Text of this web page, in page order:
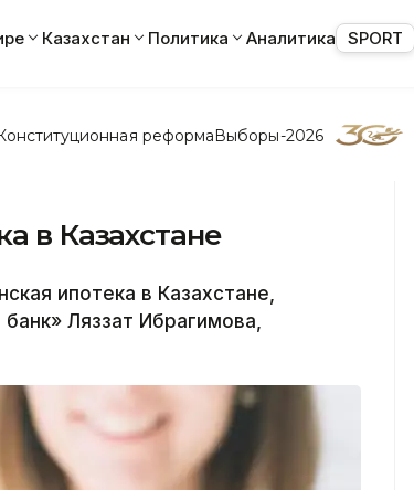
Казахстан Политика Аналитика SPORT
реформаВыборы-2026
в Казахстане
ипотека в Казахстане,
Ляззат Ибрагимова,